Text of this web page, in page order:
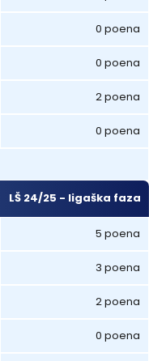
0 poena
0 poena
2 poena
0 poena
LŠ 24/25 - ligaška faza
5 poena
3 poena
2 poena
0 poena